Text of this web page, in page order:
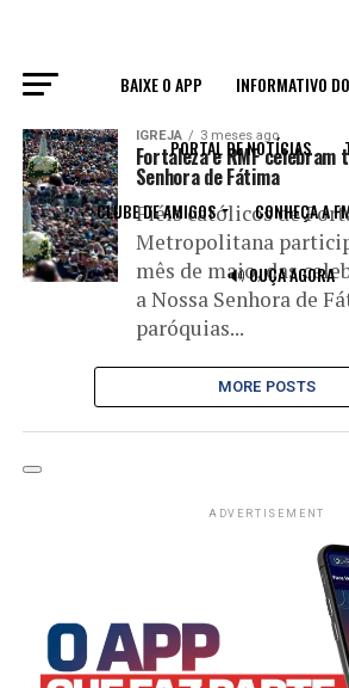
BAIXE O APP INFORMATIVO
PORTAL DE NOTÍCIAS
CLUBE DE AMIGOS CONHEÇA A
🔊 OUÇA AGORA
All posts tagged
IGREJA 3 meses ago
Fortaleza e RMF celebram
Senhora de Fátima
Fiéis católicos de
Metropolitana
mês de maio, das
a Nossa Senhora de
paróquias...
MORE POSTS
ADVERTISEMENT